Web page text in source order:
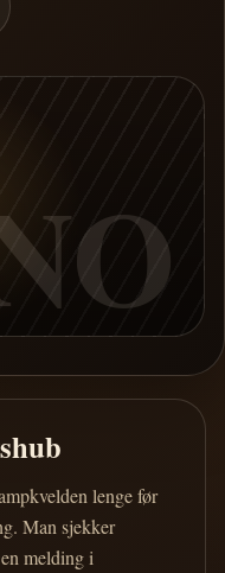
lenge før
Man sjekker
melding i